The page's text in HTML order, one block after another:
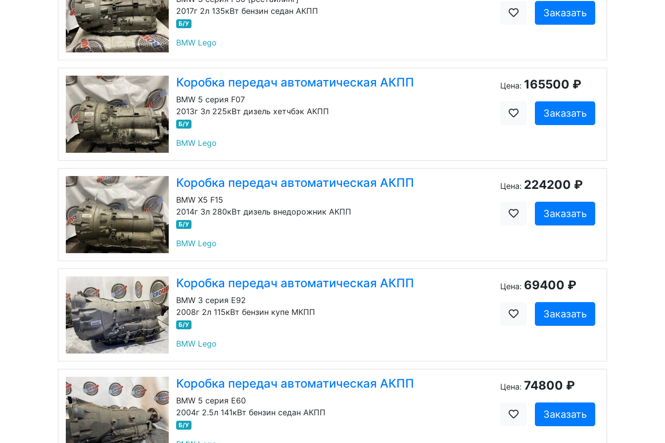
2017г 2л 135кВт бензин седан АКПП
Б/У
BMW Lego
Заказать
Коробка передач автоматическая АКПП
BMW 5 серия F07
2013г 3л 225кВт дизель хетчбэк АКПП
Б/У
BMW Lego
Цена: 165500 ₽
Заказать
Коробка передач автоматическая АКПП
BMW X5 F15
2014г 3л 280кВт дизель внедорожник АКПП
Б/У
BMW Lego
Цена: 224200 ₽
Заказать
Коробка передач автоматическая АКПП
BMW 3 серия E92
2008г 2л 115кВт бензин купе МКПП
Б/У
BMW Lego
Цена: 69400 ₽
Заказать
Коробка передач автоматическая АКПП
BMW 5 серия E60
2004г 2.5л 141кВт бензин седан АКПП
Б/У
Цена: 74800 ₽
Заказать